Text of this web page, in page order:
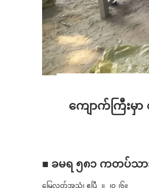
ကျောက်ကြီးမှ
■ ခမရ ၅၈၁ ကတပ်သ
မြေလတ်အသံ၊ ဧပြီ ၂၊ ၂၀၂၆။